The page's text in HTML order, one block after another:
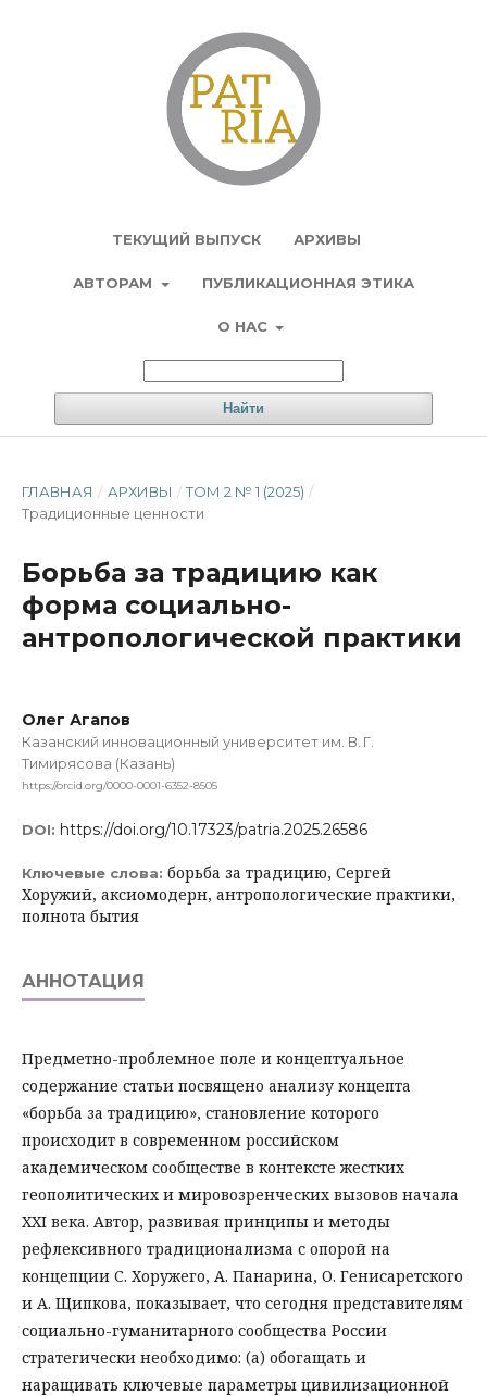
ТЕКУЩИЙ ВЫПУСК АРХИВЫ
АВТОРАМ ПУБЛИКАЦИОННАЯ ЭТИКА
О НАС
Найти
ГЛАВНАЯ / АРХИВЫ / ТОМ 2 № 1 (2025) /
Традиционные ценности
Борьба за традицию как
форма социально-
антропологической практики
Олег Агапов
Казанский инновационный университет им. В. Г.
Тимирясова (Казань)
https://orcid.org/0000-0001-6352-8505
DOI: https://doi.org/10.17323/patria.2025.26586
Ключевые слова: борьба за традицию, Сергей
Хоружий, аксиомодерн, антропологические практики,
полнота бытия
АННОТАЦИЯ
Предметно-проблемное поле и концептуальное
содержание статьи посвящено анализу концепта
«борьба за традицию», становление которого
происходит в современном российском
академическом сообществе в контексте жестких
геополитических и мировозренческих вызовов начала
XXI века. Автор, развивая принципы и методы
рефлексивного традиционализма с опорой на
концепции С. Хоружего, А. Панарина, О. Генисаретского
и А. Щипкова, показывает, что сегодня представителям
социально-гуманитарного сообщества России
стратегически необходимо: (а) обогащать и
наращивать ключевые параметры цивилизационной